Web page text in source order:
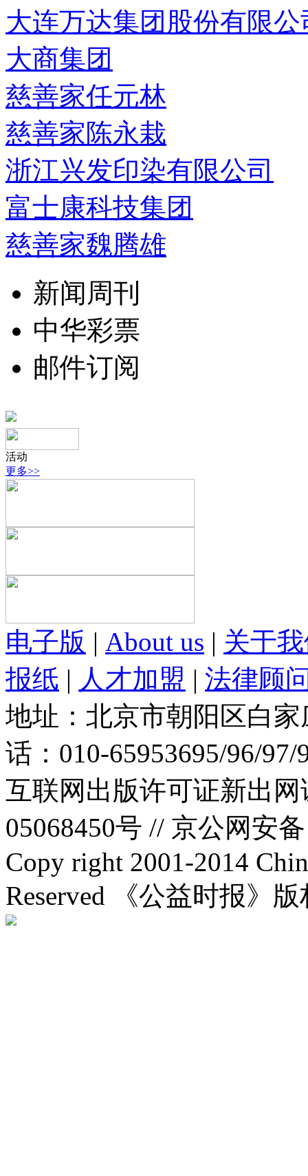
大连万达集团股份有限公
大商集团
慈善家任元林
慈善家陈永栽
浙江兴发印染有限公司
富士康科技集团
慈善家魏腾雄
新闻周刊
中华彩票
邮件订阅
活动
更多>>
电子版 | About us | 关于
报纸 | 人才加盟 | 法律顾
地址：北京市朝阳区白
话：010-65953695/96/
互联网出版许可证新出
05068450号 // 京公网安
Copy right 2001-2014
Reserved 《公益时报》